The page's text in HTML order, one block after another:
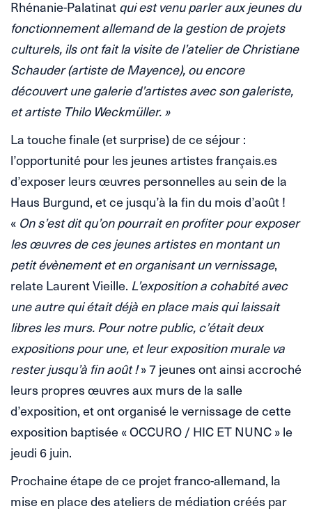
Rhénanie-Palatinat qui est venu parler aux jeunes du
fonctionnement allemand de la gestion de projets
culturels, ils ont fait la visite de l’atelier de Christiane
Schauder (artiste de Mayence), ou encore
découvert une galerie d’artistes avec son galeriste,
et artiste Thilo Weckmüller. »
La touche finale (et surprise) de ce séjour :
l’opportunité pour les jeunes artistes français.es
d’exposer leurs œuvres personnelles au sein de la
Haus Burgund, et ce jusqu’à la fin du mois d’août !
« On s’est dit qu’on pourrait en profiter pour exposer
les œuvres de ces jeunes artistes en montant un
petit évènement et en organisant un vernissage,
relate Laurent Vieille. L’exposition a cohabité avec
une autre qui était déjà en place mais qui laissait
libres les murs. Pour notre public, c’était deux
expositions pour une, et leur exposition murale va
rester jusqu’à fin août !» 7 jeunes ont ainsi accroché
leurs propres œuvres aux murs de la salle
d’exposition, et ont organisé le vernissage de cette
exposition baptisée « OCCURO / HIC ET NUNC » le
jeudi ­6 juin.
Prochaine étape de ce projet franco-allemand, la
mise en place des ateliers de médiation créés par